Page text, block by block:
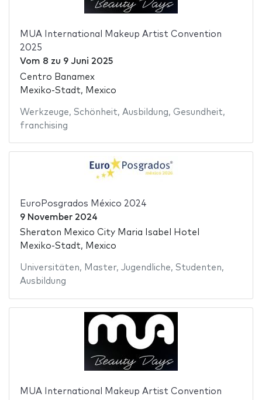
MUA International Makeup Artist Convention
2025
Vom 8 zu 9 Juni 2025
Centro Banamex
Mexiko-Stadt, Mexico
Werkzeuge, Schönheit, Ausbildung, Gesundheit,
franchising
EuroPosgrados México 2024
9 November 2024
Sheraton Mexico City Maria Isabel Hotel
Mexiko-Stadt, Mexico
Universitäten, Master, Jugendliche, Studenten,
Ausbildung
MUA International Makeup Artist Convention